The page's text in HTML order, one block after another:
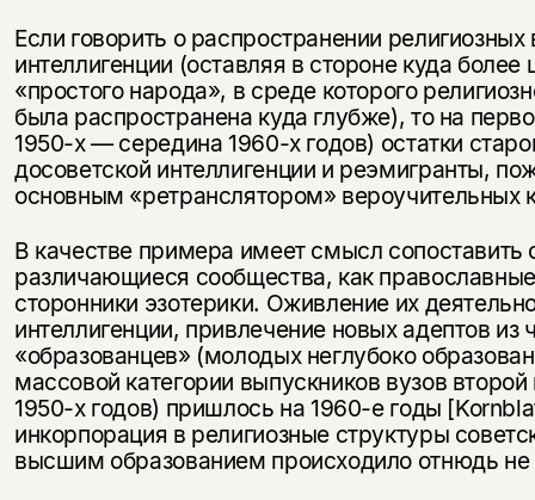
Если говорить о распространении религиозных
интеллигенции (оставляя в стороне куда
«простого народа», в среде которого
была распространена куда глубже), то на
1950-х — середина 1960-х годов) остатки
досоветской интеллигенции и реэмигранты,
основным «ретранслятором» вероучительных
В качестве примера имеет смысл сопоставить
различающиеся сообщества, как
сторонники эзотерики. Оживление их
интеллигенции, привлечение новых адептов из
«образованцев» (молодых неглубоко
массовой категории выпускников вузов
1950-х годов) пришлось на 1960-е годы
инкорпорация в религиозные структуры
высшим образованием происходило отнюдь не